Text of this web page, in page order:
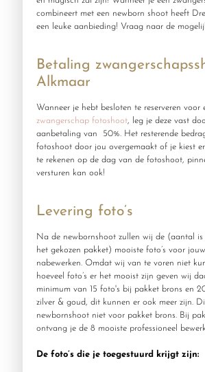
combineert met een newborn shoot heeft
een leuke aanbieding! Vraag naar de
Betaling
Alkmaar
Wanneer je hebt besloten te reserveren voor
zwangerschap fotoshoot, leg je deze vast
aanbetaling van 50%. Het resterende
fotoshoot door jou overgemaakt of je kiest
te rekenen op de dag van de fotoshoot,
versturen kan ook!
Levering foto’s
Na de newbornshoot zullen wij de (aantal
het gekozen pakket) mooiste foto’s voor
nabewerken. Omdat wij van te voren niet
hoeveel foto’s er het mooist zijn geven wij
minimum van 15 foto's bij pakket brons en
zilver & goud, dit kunnen er ook meer zijn.
newbornshoot niet voor pakket brons. Bij
ontvang je de 8 mooiste professioneel
De foto’s die je toegestuurd krijgt zijn: